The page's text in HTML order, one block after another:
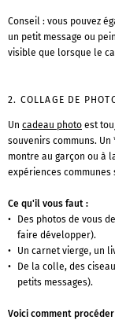
Conseil : vous pouvez
un petit message ou
visible que lorsque le
2. COLLAGE DE
Un cadeau photo est
souvenirs communs.
montre au garçon ou à
expériences
Ce qu'il vous faut :
Des photos de vous
faire développer).
Un carnet vierge, un
De la colle, des
petits messages).
Voici comment